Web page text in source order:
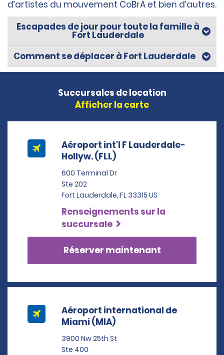
d’artistes du mouvement CoBrA et bien d’autres.
Escapades de jour pour toute la famille à
Fort Lauderdale
Comment se déplacer à Fort Lauderdale
Succursales de location
Afficher la carte
Aéroport int'l F Lauderdale-
Hollyw. (FLL)
600 Terminal Dr
Ste 202
Fort Lauderdale, FL 33315 US
Renseignements sur la
succursale
Réserver maintenant
Aéroport international de
Miami (MIA)
3900 Nw 25th St
Ste 400